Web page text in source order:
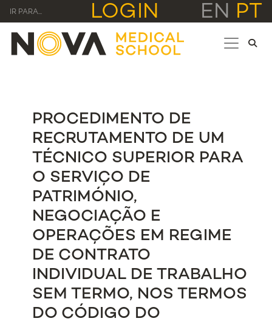
IR PARA... LOGIN EN PT
PROCEDIMENTO DE
RECRUTAMENTO DE UM
TÉCNICO SUPERIOR PARA
O SERVIÇO DE
PATRIMÓNIO,
NEGOCIAÇÃO E
OPERAÇÕES EM REGIME
DE CONTRATO
INDIVIDUAL DE TRABALHO
SEM TERMO, NOS TERMOS
DO CÓDIGO DO